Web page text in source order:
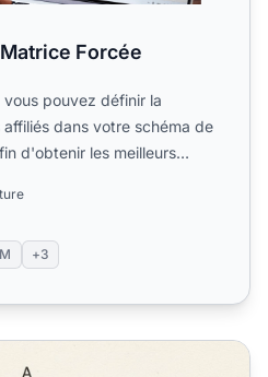
Forcée
pouvez définir la
dans votre schéma de
d'obtenir les meilleurs
+3
est-elle utile dans un